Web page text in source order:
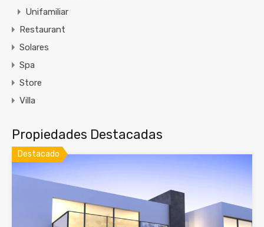
Unifamiliar
Restaurant
Solares
Spa
Store
Villa
Propiedades Destacadas
Destacado